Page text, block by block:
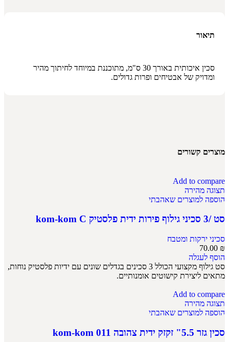
תיאור
סכין איכותית באורך 30 ס"מ, מתוכננת במיוחד לחיתוך מהיר
ומדויק של אבטיחים ופרות גדולים.
מוצרים קשורים
Add to compare
תצוגה מהירה
הוספה למוצרים שאהבתי
סט /3 סכיני גילוף פירות ידית פלסטיק kom-kom C
סכיני ירקות ומטבח
70.00 ₪
הוסף לעגלה
סט גילוף מקצועי הכולל 3 סכינים בגדלים שונים עם ידיות פלסטיק נוחות,
מתאים ליצירת קישוטים אומנותיים.
Add to compare
תצוגה מהירה
הוספה למוצרים שאהבתי
סכין גזר 5.5" זקזק ידית צהובה kom-kom 011